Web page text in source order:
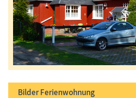
BilderFerienwohnung